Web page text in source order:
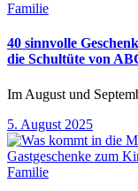
Familie
40 sinnvolle
die Schultüte von
Im August und
5. August 2025
Familie